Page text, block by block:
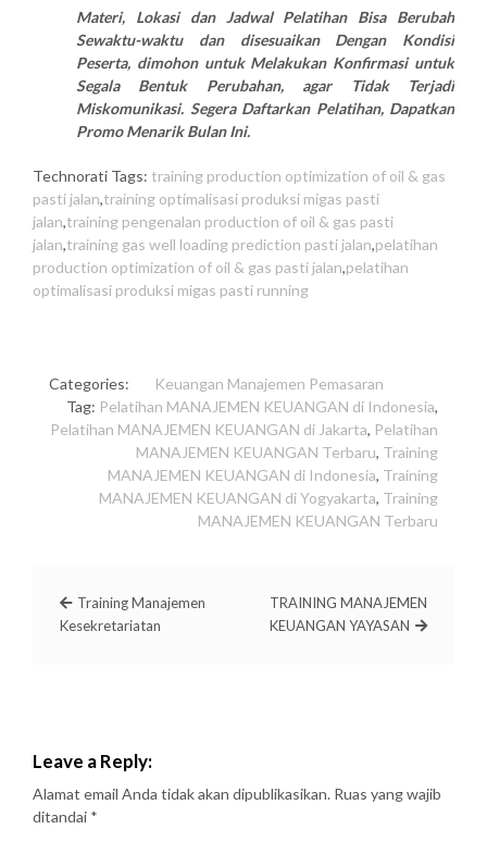
Materi, Lokasi dan Jadwal Pelatihan Bisa Berubah
Sewaktu-waktu dan disesuaikan Dengan Kondisi
Peserta, dimohon untuk Melakukan Konfirmasi untuk
Segala Bentuk Perubahan, agar Tidak Terjadi
Miskomunikasi. Segera Daftarkan Pelatihan, Dapatkan
Promo Menarik Bulan Ini.
Technorati Tags: training production optimization of oil & gas
pasti jalan,training optimalisasi produksi migas pasti
jalan,training pengenalan production of oil & gas pasti
jalan,training gas well loading prediction pasti jalan,pelatihan
production optimization of oil & gas pasti jalan,pelatihan
optimalisasi produksi migas pasti running
Categories: Keuangan Manajemen Pemasaran
Tag: Pelatihan MANAJEMEN KEUANGAN di Indonesia,
Pelatihan MANAJEMEN KEUANGAN di Jakarta, Pelatihan
MANAJEMEN KEUANGAN Terbaru, Training
MANAJEMEN KEUANGAN di Indonesia, Training
MANAJEMEN KEUANGAN di Yogyakarta, Training
MANAJEMEN KEUANGAN Terbaru
Training Manajemen
Kesekretariatan
TRAINING MANAJEMEN
KEUANGAN YAYASAN
Leave a Reply:
Alamat email Anda tidak akan dipublikasikan. Ruas yang wajib
ditandai *